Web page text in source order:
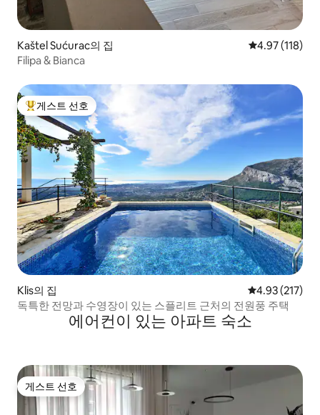
Kaštel Sućurac의 집 평점 4.97점(5
4.97 (118)
Filipa & Bianca
상위 게스트 선호
게스트 선호
Klis의 집 평점 4.93점(5
4.93 (217)
독특한 전망과 수영장이 있는 스플리트 근처의 전원풍 주택
에어컨이 있는 아파트 숙소
게스트 선호
게스트 선호